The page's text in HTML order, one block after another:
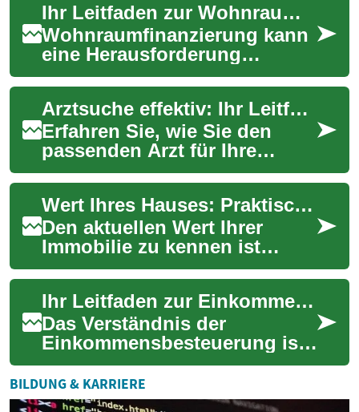
Ihr Leitfaden zur Wohnraumfinanzierung
Wohnraumfinanzierung kann
eine Herausforderung
darstellen, doch zahlreiche
Programme und Zuschüsse
bieten Unterstützu...
Arztsuche effektiv: Ihr Leitfaden zur besten Versorgung
Erfahren Sie, wie Sie den
passenden Arzt für Ihre
Bedürfnisse zuverlässig
finden: von Online-Portalen
und Bewertungen...
Wert Ihres Hauses: Praktischer Leitfaden zur Bewertung
Den aktuellen Wert Ihrer
Immobilie zu kennen ist
entscheidend – egal ob Sie
verkaufen, refinanzieren oder
Ihr Vermöge...
Ihr Leitfaden zur Einkommensbesteuerung
Das Verständnis der
Einkommensbesteuerung ist
ein grundlegender
Bestandteil der persönlichen
Finanzplanung. Es beeinf...
BILDUNG & KARRIERE